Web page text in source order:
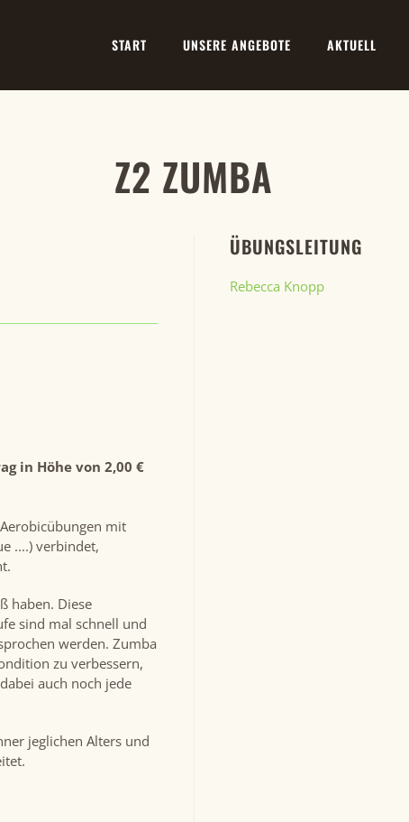
START UNSERE ANGEBOTE AKTUELL
Z2 ZUMBA
in Höhe von 2,00 €
mit
....) verbindet,
haben. Diese
sind mal schnell und
werden. Zumba
zu verbessern,
auch noch jede
jeglichen Alters und
ÜBUNGSLEITUNG
Rebecca Knopp